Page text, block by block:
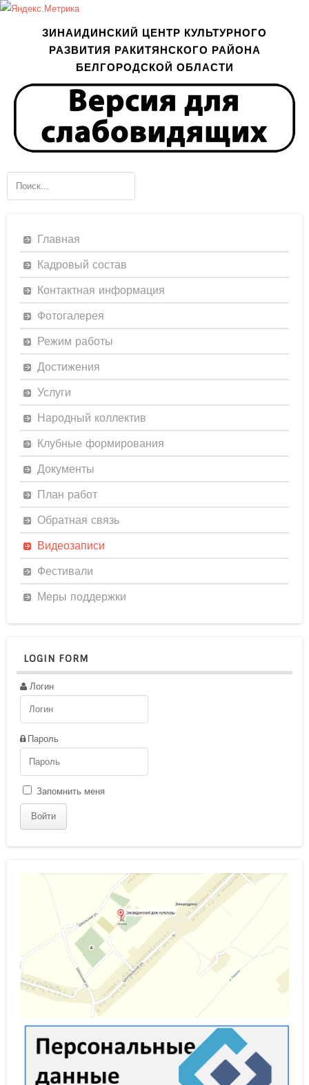
ЗИНАИДИНСКИЙ ЦЕНТР КУЛЬТУРНОГО
РАЗВИТИЯ РАКИТЯНСКОГО РАЙОНА
БЕЛГОРОДСКОЙ ОБЛАСТИ
Главная
Кадровый состав
Контактная информация
Фотогалерея
Режим работы
Достижения
Услуги
Народный коллектив
Клубные формирования
Документы
План работ
Обратная связь
Видеозаписи
Фестивали
Меры поддержки
LOGIN FORM
Логин
Пароль
Запомнить меня